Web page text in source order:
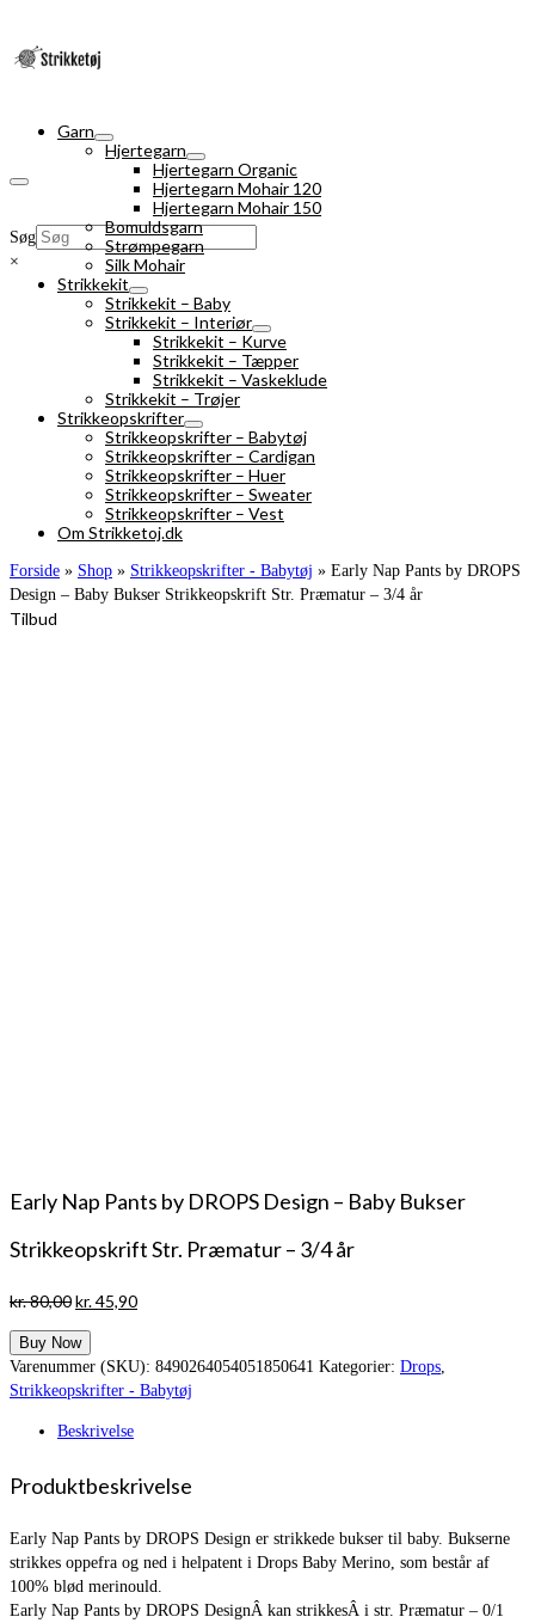
Søg
×
Garn
Hjertegarn
Hjertegarn Organic
Hjertegarn Mohair 120
Hjertegarn Mohair 150
Bomuldsgarn
Strømpegarn
Silk Mohair
Strikkekit
Strikkekit – Baby
Strikkekit – Interiør
Strikkekit – Kurve
Strikkekit – Tæpper
Strikkekit – Vaskeklude
Strikkekit – Trøjer
Strikkeopskrifter
Strikkeopskrifter – Babytøj
Strikkeopskrifter – Cardigan
Strikkeopskrifter – Huer
Strikkeopskrifter – Sweater
Strikkeopskrifter – Vest
Om Strikketoj.dk
Forside » Shop » Strikkeopskrifter - Babytøj » Early Nap Pants by DROPS
Design – Baby Bukser Strikkeopskrift Str. Præmatur – 3/4 år
Tilbud
Early Nap Pants by DROPS Design – Baby Bukser
Strikkeopskrift Str. Præmatur – 3/4 år
kr.80,00Den
pris
var:
kr. 80,00.
kr.45,90Den
er:
kr. 45,90.
Buy Now
Varenummer (SKU): 8490264054051850641 Kategorier: Drops,
Strikkeopskrifter - Babytøj
Beskrivelse
Produktbeskrivelse
Early Nap Pants by DROPS Design er strikkede bukser til baby. Bukserne
strikkes oppefra og ned i helpatent i Drops Baby Merino, som består af
100% blød merinould.
Early Nap Pants by DROPS DesignÂ kan strikkesÂ i str. Præmatur – 0/1